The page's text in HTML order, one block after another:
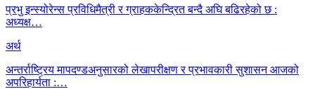
प्रभु इन्स्योरेन्स प्रविधिमैत्री र ग्राहककेन्द्रित बन्दै अघि बढिरहेको छ :
अध्यक्ष…
अर्थ
अन्तर्राष्ट्रिय मापदण्डअनुसारको लेखापरीक्षण र प्रभावकारी सुशासन आजको
अपरिहार्यता :…